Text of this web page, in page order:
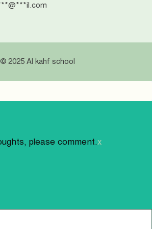
@***il.com
© 2025 Al kahf school
please comment.x